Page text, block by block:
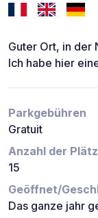
Guter Ort, in der
Ich habe hier
Parkgebühren
Gratuit
Anzahl der
15
Geöffnet/
Das ganze jahr